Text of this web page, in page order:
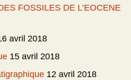
FOSSILES DE L’EOCENE
avril 2018
15 avril 2018
12 avril 2018